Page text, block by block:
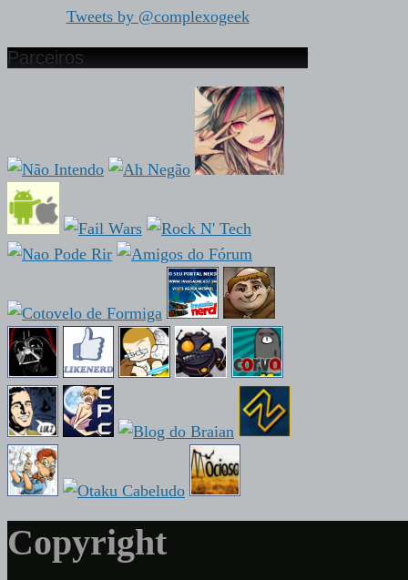
Tweets by @complexogeek
Parceiros
Copyright